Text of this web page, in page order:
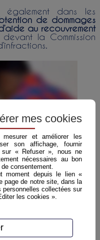
également dans les
de dommages
au recouvrement
la Commission
mes cookies
et améliorer les
son affichage, fournir
« Refuser », nous ne
nécessaires au bon
consentement.
moment depuis le lien «
page de notre site, dans la
collectées sur
les cookies ».